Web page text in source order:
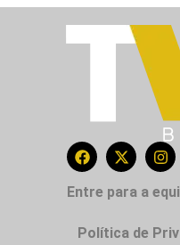
Entre para a
Política de